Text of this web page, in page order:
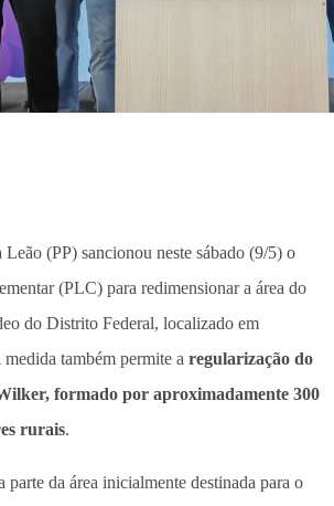
(PP) sancionou neste sábado (9/5) o
(PLC) para redimensionar a área do
do Distrito Federal, localizado em
medida também permite a regularização do
formado por aproximadamente 300
rurais.
parte da área inicialmente destinada para o